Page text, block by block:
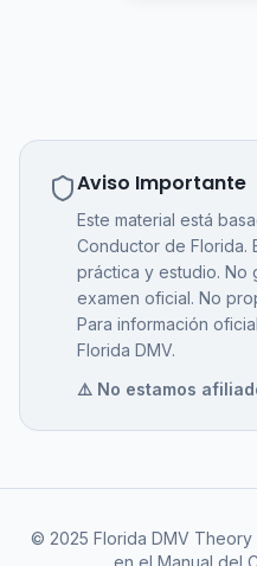
Aviso Importante
Este material está
Conductor de Florida.
práctica y estudio. No
examen oficial. No
Para información
Florida DMV.
⚠️ No estamos
© 2025 Florida DMV
en el Manual del